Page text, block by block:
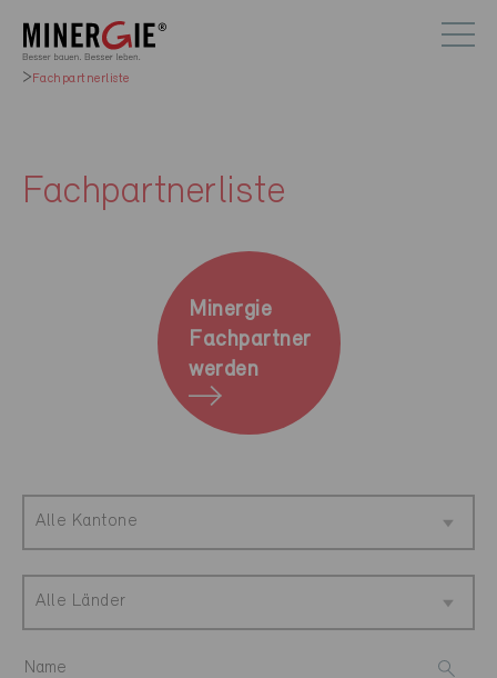
Fachpartnerliste
Fachpartnerliste
Minergie
Fachpartner
werden
Alle Kantone
Alle Länder